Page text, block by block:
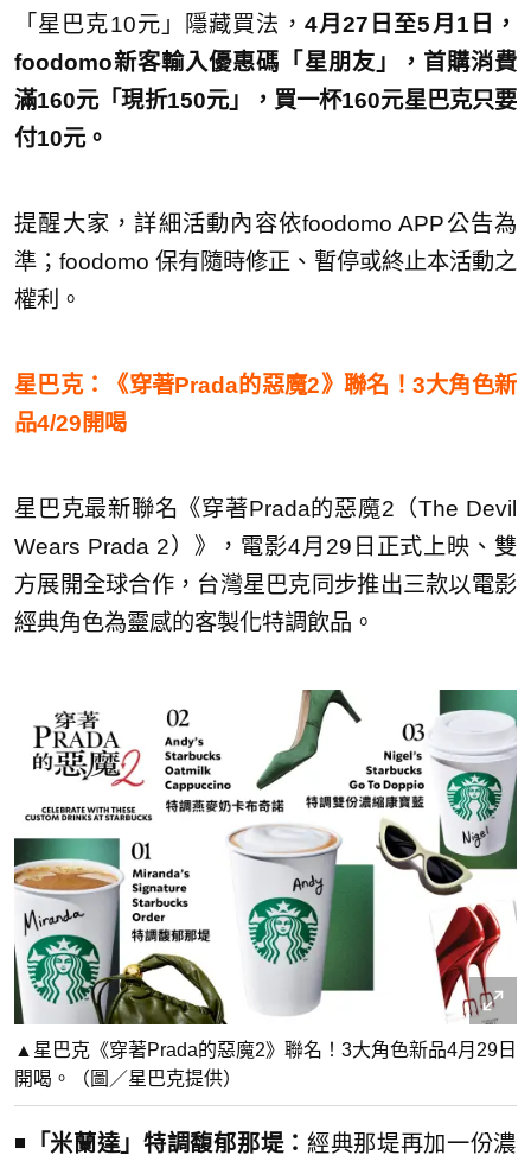
「星巴克10元」隱藏買法， 4月27日至5月1日，
foodomo新客輸入優惠碼「星朋友」，首購消費
滿160元「現折150元」，買一杯160元星巴克只要
付10元。
提醒大家，詳細活動內容依foodomo APP公告為
準；foodomo 保有隨時修正、暫停或終止本活動之
權利。
星巴克：《穿著Prada的惡魔2》聯名！3大角色新
品4/29開喝
星巴克最新聯名《穿著Prada的惡魔2（The Devil
Wears Prada 2）》，電影4月29日正式上映、雙
方展開全球合作，台灣星巴克同步推出三款以電影
經典角色為靈感的客製化特調飲品。
▲星巴克《穿著Prada的惡魔2》聯名！3大角色新品4月29日
開喝。（圖／星巴克提供）
◾️ 「米蘭達」特調馥郁那堤： 經典那堤再加一份濃